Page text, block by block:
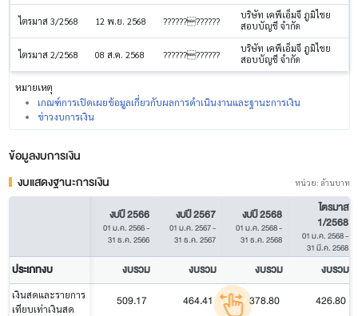
ไตรมาส 3/2568 12 พ.ย. 2568 ????????????
บริษัท เคพีเอ็มจี ภูมิไชย
สอบบัญชี จำกัด
ไตรมาส 2/2568 08 ส.ค. 2568 ????????????
บริษัท เคพีเอ็มจี ภูมิไชย
สอบบัญชี จำกัด
หมายเหตุ
เกณฑ์การเปิดเผยข้อมูลเกี่ยวกับผลการดำเนินงานและฐานะการเงิน
ข่าวงบการเงิน
ข้อมูลงบการเงิน
งบแสดงฐานะการเงิน
หน่วย: ล้านบาท
งบปี 2566
01 ม.ค. 2566-
31 ธ.ค. 2566
งบปี 2567
01 ม.ค. 2567-
31 ธ.ค. 2567
งบปี 2568
01 ม.ค. 2568-
31 ธ.ค. 2568
ไตรมาส
1/2568
01 ม.ค. 2568-
31 มี.ค. 2568
ประเภทงบ งบรวม งบรวม งบรวม งบรวม
เงินสดและรายการ
เทียบเท่าเงินสด
509.17 464.41 378.80 426.80